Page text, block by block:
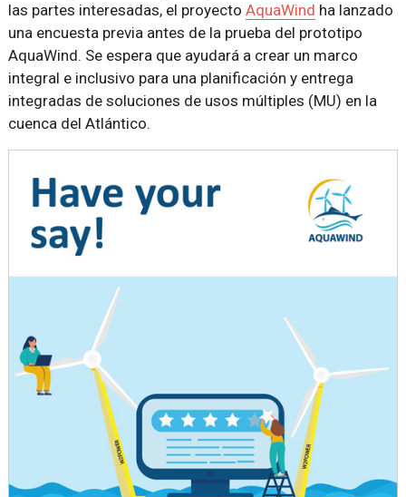
las partes interesadas, el proyecto AquaWind ha lanzado
una encuesta previa antes de la prueba del prototipo
AquaWind. Se espera que ayudará a crear un marco
integral e inclusivo para una planificación y entrega
integradas de soluciones de usos múltiples (MU) en la
cuenca del Atlántico.